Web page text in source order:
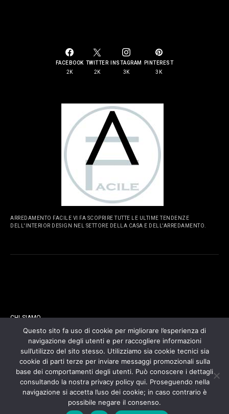
FACEBOOK
2K
TWITTER
2K
INSTAGRAM
3K
PINTEREST
3K
ARREDAMENTO FACILE VI FA SCOPRIRE TUTTE LE ULTIME TENDENZE
DELL'INTERIOR DESIGN NEL SETTORE DELLA CASA E DELL'ARREDAMENTO.
CHI SIAMO
CONTATTI
COOKIES POLICY
PRIVACY POLICY
Questo sito fa uso di cookie per migliorare l’esperienza di
navigazione degli utenti e per raccogliere informazioni
sull’utilizzo del sito stesso. Utilizziamo sia cookie tecnici sia
cookie di parti terze per inviare messaggi promozionali sulla
base dei comportamenti degli utenti. Può conoscere i dettagli
consultando la nostra privacy policy qui. Proseguendo nella
navigazione si accetta l’uso dei cookie; in caso contrario è
possibile negare il consenso.